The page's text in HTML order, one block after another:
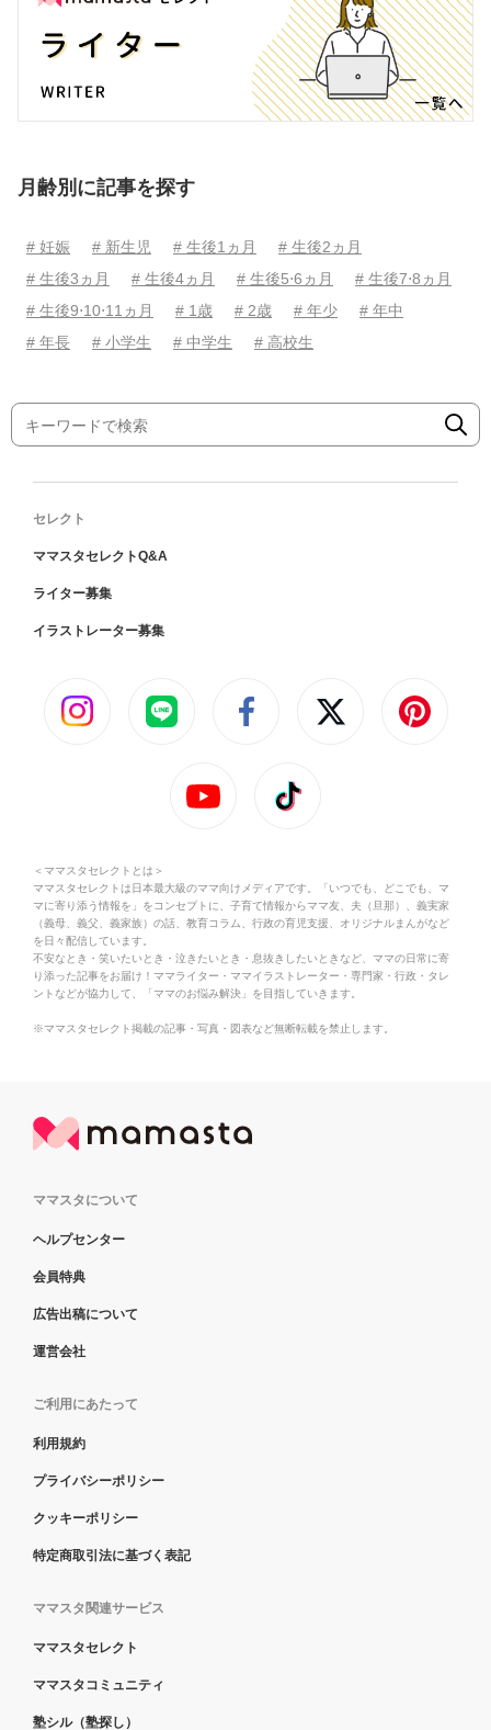
月齢別に記事を探す
# 妊娠 # 新生児 # 生後1ヵ月
# 生後2ヵ月
# 生後3ヵ月
# 生後4ヵ月 # 生後5⋅6ヵ月
# 生後7⋅8ヵ月
# 生後9⋅10⋅11ヵ月
# 1歳 # 2歳 # 年少
# 年中
# 年長
# 小学生 # 中学生 # 高校生
セレクト
ママスタセレクトQ&A
ライター募集
イラストレーター募集
＜ママスタセレクトとは＞
ママスタセレクトは日本最大級のママ向けメディアです。「いつでも、どこでも、マ
マに寄り添う情報を」をコンセプトに、子育て情報からママ友、夫（旦那）、義実家
（義母、義父、義家族）の話、教育コラム、行政の育児支援、オリジナルまんがなど
を日々配信しています。
不安なとき・笑いたいとき・泣きたいとき・息抜きしたいときなど、ママの日常に寄
り添った記事をお届け！ママライター・ママイラストレーター・専門家・行政・タレ
ントなどが協力して、「ママのお悩み解決」を目指していきます。
※ママスタセレクト掲載の記事・写真・図表など無断転載を禁止します。
ママスタについて
ヘルプセンター
会員特典
広告出稿について
運営会社
ご利用にあたって
利用規約
プライバシーポリシー
クッキーポリシー
特定商取引法に基づく表記
ママスタ関連サービス
ママスタセレクト
ママスタコミュニティ
塾シル（塾探し）